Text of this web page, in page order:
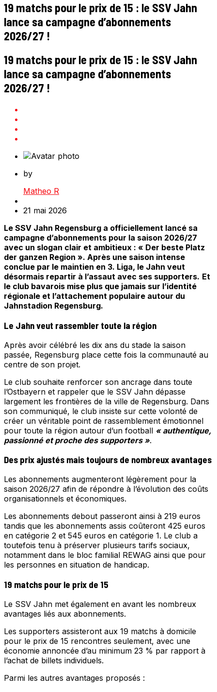
19 matchs pour le prix de 15 : le SSV Jahn
lance sa campagne d’abonnements
2026/27 !
19 matchs pour le prix de 15 : le SSV Jahn
lance sa campagne d’abonnements
2026/27 !
by
Matheo R
21 mai 2026
Le SSV Jahn Regensburg a officiellement lancé sa
campagne d’abonnements pour la saison 2026/27
avec un slogan clair et ambitieux : « Der beste Platz
der ganzen Region ». Après une saison intense
conclue par le maintien en 3. Liga, le Jahn veut
désormais repartir à l’assaut avec ses supporters. Et
le club bavarois mise plus que jamais sur l’identité
régionale et l’attachement populaire autour du
Jahnstadion Regensburg.
Le Jahn veut rassembler toute la région
Après avoir célébré les dix ans du stade la saison
passée, Regensburg place cette fois la communauté au
centre de son projet.
Le club souhaite renforcer son ancrage dans toute
l’Ostbayern et rappeler que le SSV Jahn dépasse
largement les frontières de la ville de Regensburg. Dans
son communiqué, le club insiste sur cette volonté de
créer un véritable point de rassemblement émotionnel
pour toute la région autour d’un football « authentique,
passionné et proche des supporters ».
Des prix ajustés mais toujours de nombreux avantages
Les abonnements augmenteront légèrement pour la
saison 2026/27 afin de répondre à l’évolution des coûts
organisationnels et économiques.
Les abonnements debout passeront ainsi à 219 euros
tandis que les abonnements assis coûteront 425 euros
en catégorie 2 et 545 euros en catégorie 1. Le club a
toutefois tenu à préserver plusieurs tarifs sociaux,
notamment dans le bloc familial REWAG ainsi que pour
les personnes en situation de handicap.
19 matchs pour le prix de 15
Le SSV Jahn met également en avant les nombreux
avantages liés aux abonnements.
Les supporters assisteront aux 19 matchs à domicile
pour le prix de 15 rencontres seulement, avec une
économie annoncée d’au minimum 23 % par rapport à
l’achat de billets individuels.
Parmi les autres avantages proposés :